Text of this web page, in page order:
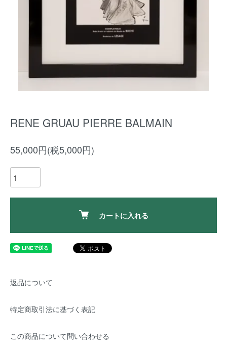
RENE GRUAU PIERRE BALMAIN
55,000円(税5,000円)
カートに入れる
返品について
特定商取引法に基づく表記
この商品について問い合わせる